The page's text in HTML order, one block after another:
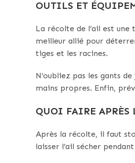
OUTILS ET
La récolte de l’ail est une
meilleur allié pour
tiges et les racines.
N’oubliez pas les gants
mains propres. Enfin,
QUOI FAIRE APRÈS
Après la récolte, il faut
laisser l’ail sécher